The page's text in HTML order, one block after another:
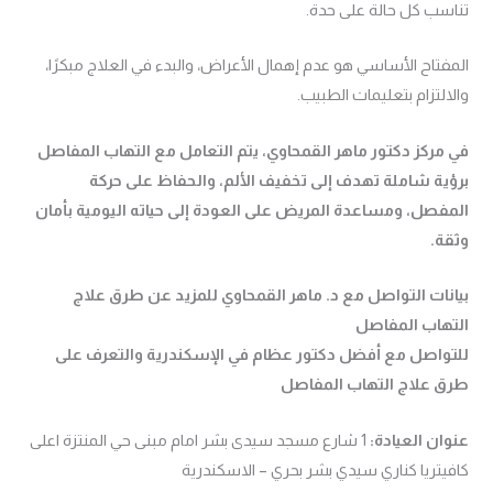
تناسب كل حالة على حدة.
المفتاح الأساسي هو عدم إهمال الأعراض، والبدء في العلاج مبكرًا،
والالتزام بتعليمات الطبيب.
في مركز دكتور ماهر القمحاوي، يتم التعامل مع التهاب المفاصل
برؤية شاملة تهدف إلى تخفيف الألم، والحفاظ على حركة
المفصل، ومساعدة المريض على العودة إلى حياته اليومية بأمان
وثقة.
بيانات التواصل مع د. ماهر القمحاوي للمزيد عن طرق علاج
التهاب المفاصل
للتواصل مع أفضل دكتور عظام في الإسكندرية والتعرف على
طرق علاج التهاب المفاصل
عنوان العيادة:
1 شارع مسجد سيدى بشر امام مبنى حي المنتزة اعلى
كافيتريا كناري سيدي بشر بحري – الاسكندرية